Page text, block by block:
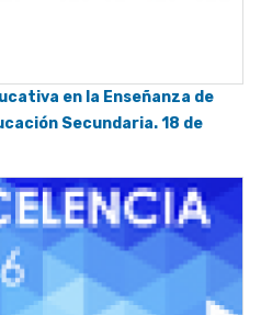
en la Enseñanza de
Secundaria. 18 de